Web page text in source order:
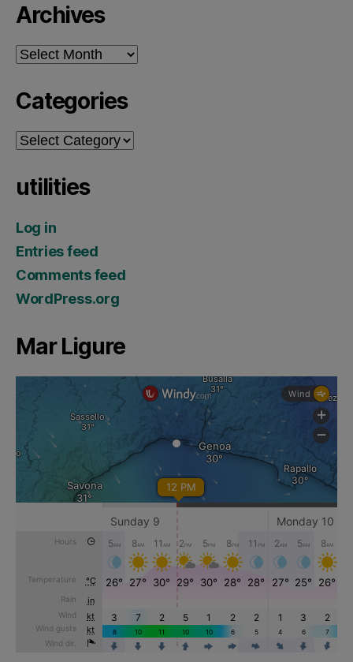
Archives
Archives
Categories
Categories
utilities
Log in
Entries feed
Comments feed
WordPress.org
Mar Ligure